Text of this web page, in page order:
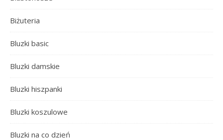
Biżuteria
Bluzki basic
Bluzki damskie
Bluzki hiszpanki
Bluzki koszulowe
Bluzki na co dzień